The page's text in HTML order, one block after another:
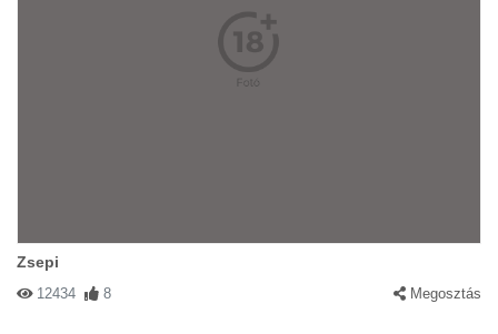
Zsepi
12434 8 Megosztás